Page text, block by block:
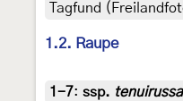
Tagfund
1.2. Raupe
1-7: ssp.